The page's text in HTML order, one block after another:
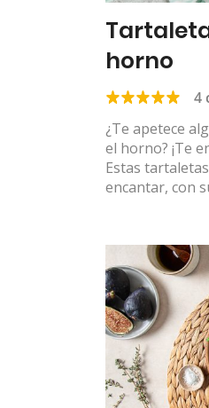
horno
4
¿Te apetece
el horno? ¡Te
Estas
encantar, con